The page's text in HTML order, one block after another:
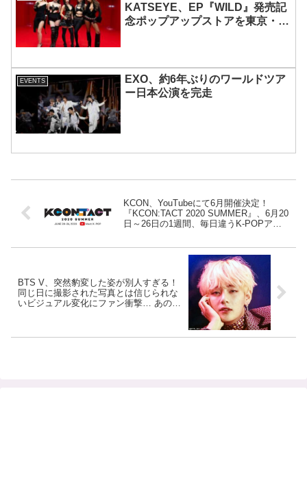
KATSEYE、EP『WILD』発売記
念ポップアップストアを東京・原
EVENTS
EXO、約6年ぶりのワールドツア
ー日本公演を完走
KCON、YouTubeにて6月開催決定！
『KCON:TACT 2020 SUMMER』、6月20
日～26日の1週間、毎日違うK-POPアー
BTS V、突然豹変した姿が別人すぎる！
同じ日に撮影された写真とは信じられな
いビジュアル変化にファン衝撃… あの愛